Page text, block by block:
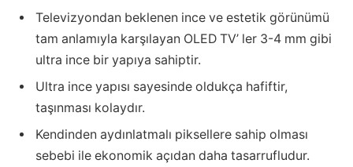
Televizyondan beklenen ince ve estetik görünümü
tam anlamıyla karşılayan OLED TV’ ler 3-4 mm gibi
ultra ince bir yapıya sahiptir.
Ultra ince yapısı sayesinde oldukça hafiftir,
taşınması kolaydır.
Kendinden aydınlatmalı piksellere sahip olması
sebebi ile ekonomik açıdan daha tasarrufludur.